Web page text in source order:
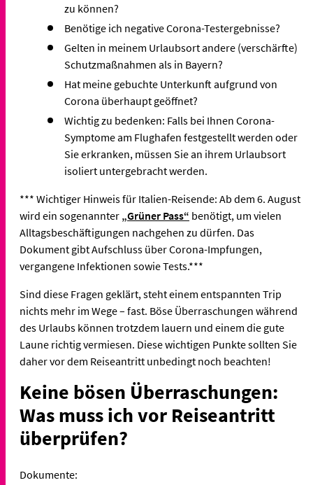
zu können?
Benötige ich negative Corona-Testergebnisse?
Gelten in meinem Urlaubsort andere (verschärfte)
Schutzmaßnahmen als in Bayern?
Hat meine gebuchte Unterkunft aufgrund von
Corona überhaupt geöffnet?
Wichtig zu bedenken: Falls bei Ihnen Corona-
Symptome am Flughafen festgestellt werden oder
Sie erkranken, müssen Sie an ihrem Urlaubsort
isoliert untergebracht werden.
*** Wichtiger Hinweis für Italien-Reisende: Ab dem 6. August
wird ein sogenannter „Grüner Pass“ benötigt, um vielen
Alltagsbeschäftigungen nachgehen zu dürfen. Das
Dokument gibt Aufschluss über Corona-Impfungen,
vergangene Infektionen sowie Tests.***
Sind diese Fragen geklärt, steht einem entspannten Trip
nichts mehr im Wege – fast. Böse Überraschungen während
des Urlaubs können trotzdem lauern und einem die gute
Laune richtig vermiesen. Diese wichtigen Punkte sollten Sie
daher vor dem Reiseantritt unbedingt noch beachten!
Keine bösen Überraschungen:
Was muss ich vor Reiseantritt
überprüfen?
Dokumente: